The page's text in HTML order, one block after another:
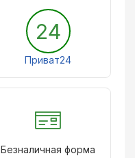
24
Приват24
Безналичная форма